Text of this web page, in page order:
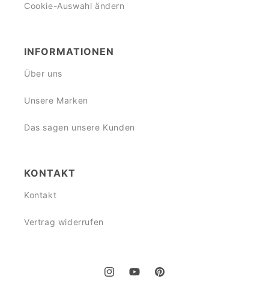
Cookie-Auswahl ändern
INFORMATIONEN
Über uns
Unsere Marken
Das sagen unsere Kunden
KONTAKT
Kontakt
Vertrag widerrufen
InstagramYouTubePinterest